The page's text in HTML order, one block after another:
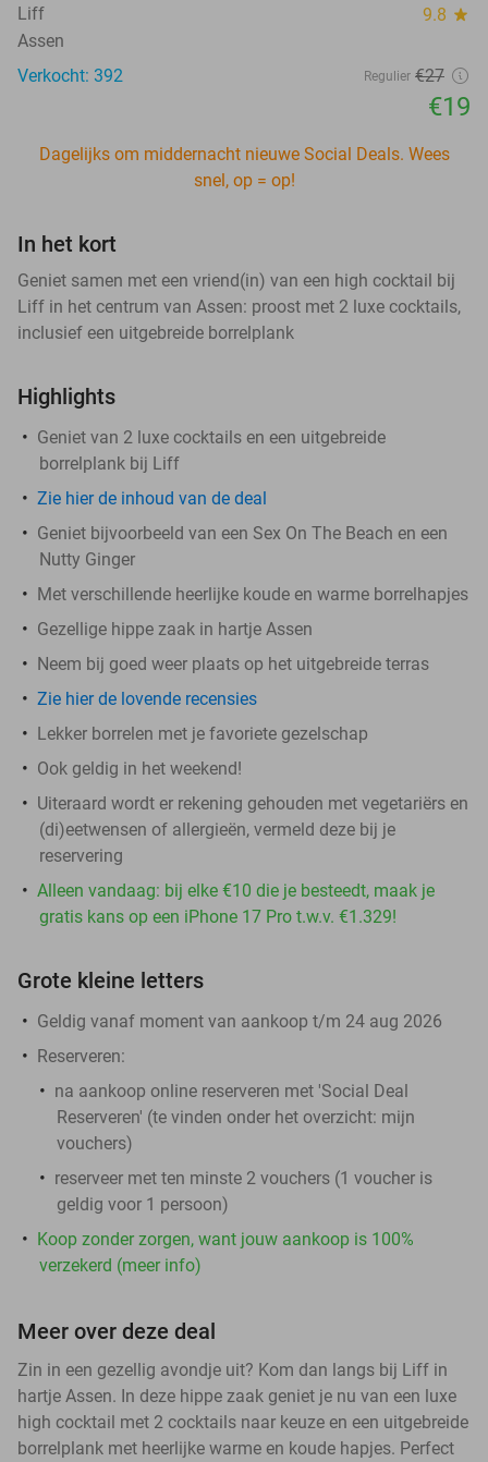
Liff 9.8 star
Assen
Verkocht: 392
Regulier €27
€19
Dagelijks om middernacht nieuwe Social Deals. Wees
snel, op = op!
In het kort
Geniet samen met een vriend(in) van een high cocktail bij
Liff in het centrum van Assen: proost met 2 luxe cocktails,
inclusief een uitgebreide borrelplank
Highlights
Geniet van 2 luxe cocktails en een uitgebreide
borrelplank bij Liff
Zie hier de inhoud van de deal
Geniet bijvoorbeeld van een Sex On The Beach en een
Nutty Ginger
Met verschillende heerlijke koude en warme borrelhapjes
Gezellige hippe zaak in hartje Assen
Neem bij goed weer plaats op het uitgebreide terras
Zie hier de lovende recensies
Lekker borrelen met je favoriete gezelschap
Ook geldig in het weekend!
Uiteraard wordt er rekening gehouden met vegetariërs en
(di)eetwensen of allergieën, vermeld deze bij je
reservering
Alleen vandaag: bij elke €10 die je besteedt, maak je
gratis kans op een iPhone 17 Pro t.w.v. €1.329!
Grote kleine letters
Geldig vanaf moment van aankoop t/m 24 aug 2026
Reserveren:
na aankoop online reserveren met 'Social Deal
Reserveren' (te vinden onder het overzicht: mijn
vouchers)
reserveer met ten minste 2 vouchers (1 voucher is
geldig voor 1 persoon)
Koop zonder zorgen, want jouw aankoop is 100%
verzekerd (meer info)
Meer over deze deal
Zin in een gezellig avondje uit? Kom dan langs bij Liff in
hartje Assen. In deze hippe zaak geniet je nu van een luxe
high cocktail met 2 cocktails naar keuze en een uitgebreide
borrelplank met heerlijke warme en koude hapjes. Perfect